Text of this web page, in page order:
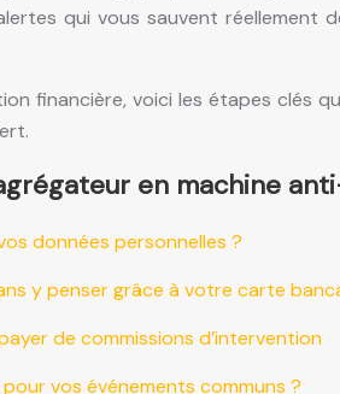
qui vous sauvent
financière, voici les étapes clés
en machine
données personnelles ?
y penser grâce à votre carte
de commissions d’intervention
vos événements communs ?